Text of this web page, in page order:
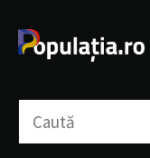
conținut